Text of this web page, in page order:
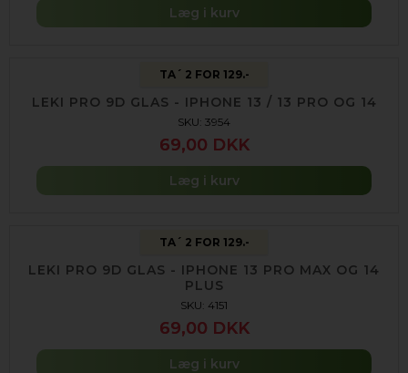
Læg i kurv
TA´ 2 FOR 129.-
LEKI PRO 9D GLAS - IPHONE 13 / 13 PRO OG 14
SKU: 3954
69,00 DKK
Læg i kurv
TA´ 2 FOR 129.-
LEKI PRO 9D GLAS - IPHONE 13 PRO MAX OG 14
PLUS
SKU: 4151
69,00 DKK
Læg i kurv